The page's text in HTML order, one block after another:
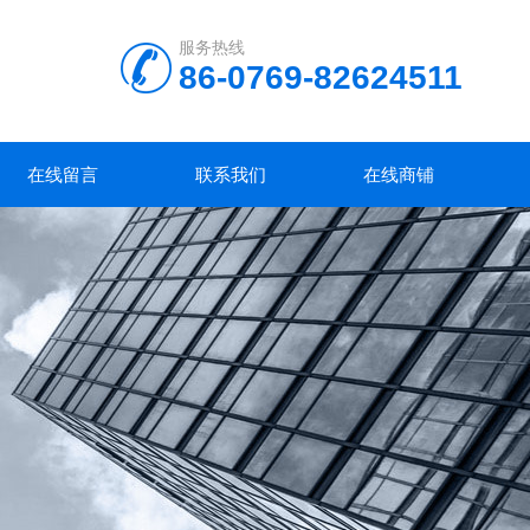
服务热线
86-0769-82624511
在线留言 联系我们 在线商铺